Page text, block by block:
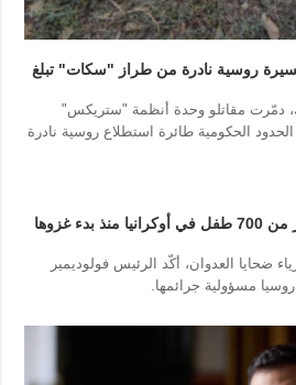
روسية نادرة من طراز "سكات" تبلغ
دمّرت مقاتلو وحدة أنظمة "ستريكس"
الحكومية طائرة استطلاع روسية نادرة
زيلينسكي: قتلت روسيا أكثر من 700 طفل في أوكرانيا منذ بدء غزوها
ضحايا العدوان، أكّد الرئيس فولوديمير
مسؤولية جرائمها.